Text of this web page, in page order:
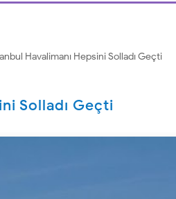
Havalimanı Hepsini Solladı Geçti
Solladı Geçti